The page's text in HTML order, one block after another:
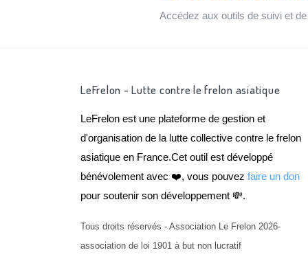
Accédez aux outils de suivi et
LeFrelon - Lutte contre le frelon asiatique
LeFrelon est une plateforme de gestion et
d'organisation de la lutte collective contre le frelon
asiatique en France.Cet outil est développé
bénévolement avec ❤️, vous pouvez faire un don
pour soutenir son développement 💸.
Tous droits réservés - Association Le Frelon 2026-
association de loi 1901 à but non lucratif